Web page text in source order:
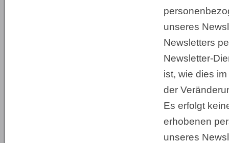
unseres
Newsletters
Newsletter-
ist, wie dies
der
Es erfolgt
erhobenen
unseres